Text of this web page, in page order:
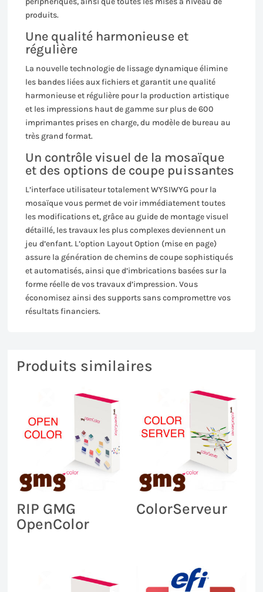
produits.
Une qualité harmonieuse et
régulière
La nouvelle technologie de lissage dynamique élimine
les bandes liées aux fichiers et garantit une qualité
harmonieuse et régulière pour la production artistique
et les impressions haut de gamme sur plus de 600
imprimantes prises en charge, du modèle de bureau au
très grand format.
Un contrôle visuel de la mosaïque
et des options de coupe puissantes
L’interface utilisateur totalement WYSIWYG pour la
mosaïque vous permet de voir immédiatement toutes
les modifications et, grâce au guide de montage visuel
détaillé, les travaux les plus complexes deviennent un
jeu d’enfant. L’option Layout Option (mise en page)
assure la génération de chemins de coupe sophistiqués
et automatisés, ainsi que d’imbrications basées sur la
forme réelle de vos travaux d’impression. Vous
économisez ainsi des supports sans compromettre vos
résultats financiers.
Produits similaires
RIP GMG
OpenColor
ColorServeur